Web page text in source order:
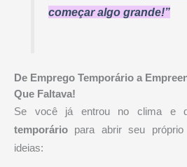
começar algo grande!”
De Emprego Temporário a
Que Faltava!
Se você já entrou no clima e
temporário para abrir seu próprio
ideias: